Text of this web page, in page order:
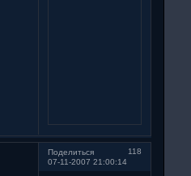
Поделиться
118
07-11-2007 21:00:14